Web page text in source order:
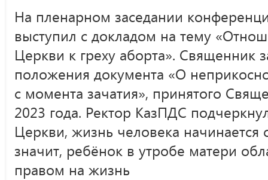
На пленарном заседании
выступил с докладом на тему
Церкви к греху аборта». Священник
положения документа «О
с момента зачатия», принятого
2023 года. Ректор КазПДС
Церкви, жизнь человека начинается
значит, ребёнок в утробе матери
правом на жизнь